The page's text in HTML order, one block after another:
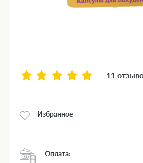
11
Избранное
Оплата: